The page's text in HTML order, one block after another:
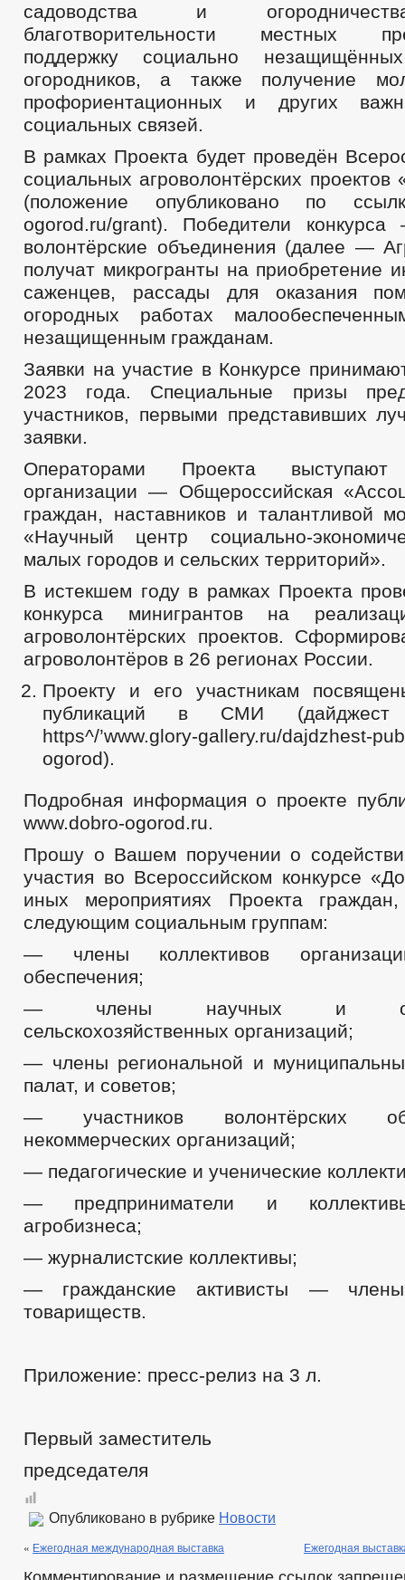
садоводства и
благотворительности местных
поддержку социально
огородников, а также получение
профориентационных и других
социальных связей.
В рамках Проекта будет проведён
социальных агроволонтёрских
(положение опубликовано по
ogorod.ru/grant). Победители
волонтёрские объединения (далее —
получат микрогранты на приобретение
саженцев, рассады для оказания
огородных работах
незащищенным гражданам.
Заявки на участие в Конкурсе
2023 года. Специальные призы
участников, первыми представивших
заявки.
Операторами Проекта выступают
организации — Общероссийская
граждан, наставников и талантливой
«Научный центр социально-
малых городов и сельских территорий».
В истекшем году в рамках Проекта
конкурса минигрантов на
агроволонтёрских проектов.
агроволонтёров в 26 регионах России.
Проекту и его участникам
публикаций в СМИ
https^/’www.glory-gallery.ru/dajdzhest-
ogorod).
Подробная информация о проекте
www.dobro-ogorod.ru.
Прошу о Вашем поручении о
участия во Всероссийском конкурсе
иных мероприятиях Проекта
следующим социальным группам:
— члены коллективов
обеспечения;
— члены научных и
сельскохозяйственных организаций;
— члены региональной и
палат, и советов;
— участников волонтёрских
некоммерческих организаций;
— педагогические и ученические
— предприниматели и
агробизнеса;
— журналистские коллективы;
— гражданские активисты — члены
товариществ.
Приложение: пресс-релиз на 3 л.
Первый заместитель
председателя
Опубликовано в рубрике Новости
« Ежегодная международная выставка Ежегодная